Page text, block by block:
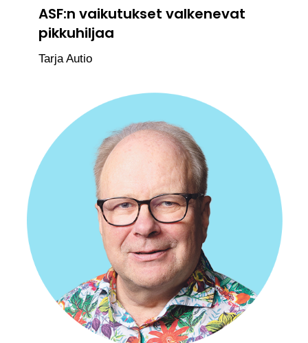
ASF:n vaikutukset valkenevat
pikkuhiljaa
Tarja Autio